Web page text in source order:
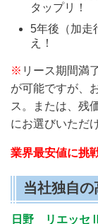
タップリ！
5年後（加走
え！
※ リース期間満
が可能ですが、
ス。または、残
にお選びいただ
業界最安値に挑
当社独自
日野 リエッセ